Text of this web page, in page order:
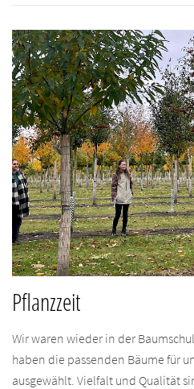
Pflanzzeit
Wir waren wieder in der
haben die passenden Bäume für
ausgewählt. Vielfalt und Qualität